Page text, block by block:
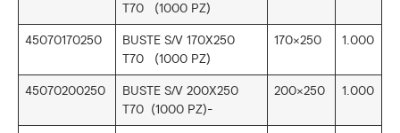
T70 (1000 PZ)
45070170250
BUSTE S/V 170X250
T70 (1000 PZ)
170×250 1.000
45070200250
BUSTE S/V 200X250
T70 (1000 PZ)-
200×250 1.000